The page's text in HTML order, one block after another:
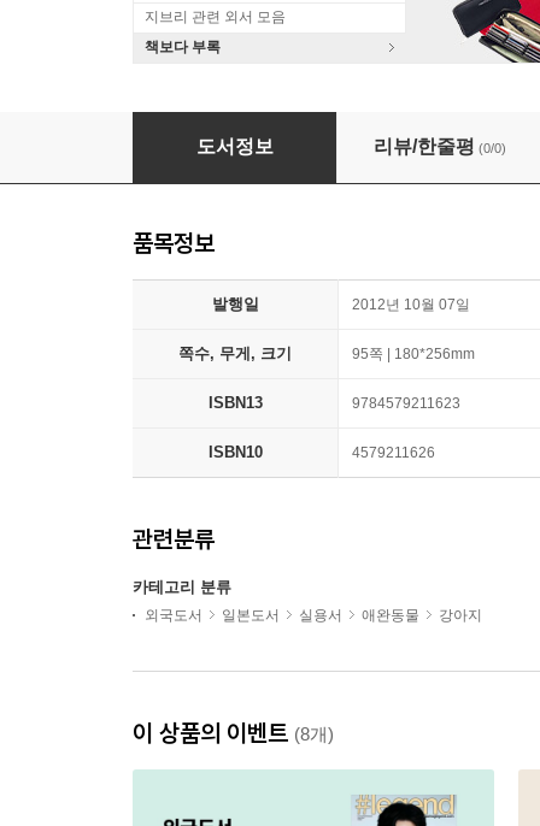
지브리 관련 외서 모음
책보다 부록
愛犬のためのかんたんトッピングごはん
도서정보 리뷰/한줄평 (0/0)
품목정보
발행일 2012년 10월 07일
쪽수, 무게, 크기 95쪽 | 180*256mm
ISBN13 9784579211623
ISBN10 4579211626
관련분류
카테고리 분류
외국도서 일본도서 실용서 애완동물 강아지
이 상품의 이벤트 (8개)